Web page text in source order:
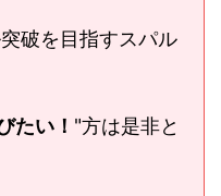
破を目指すスパル
たい！ "方は是非と